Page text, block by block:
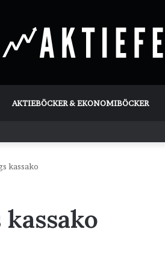
AKTIEBÖCKER & EKONOMIBÖCKER
kassako